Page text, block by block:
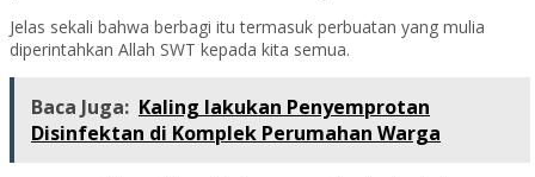
Jelas sekali bahwa berbagi itu termasuk perbuatan yang mulia
diperintahkan Allah SWT kepada kita semua.
Baca Juga: Kaling lakukan Penyemprotan
Disinfektan di Komplek Perumahan Warga